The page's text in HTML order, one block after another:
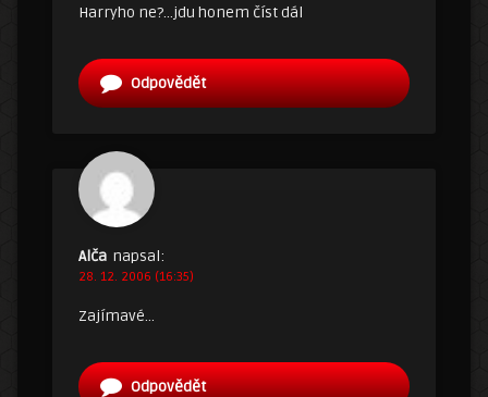
Harryho ne?…jdu honem číst dál
Odpovědět
Alča napsal:
28. 12. 2006 (16:35)
Zajímavé…
Odpovědět